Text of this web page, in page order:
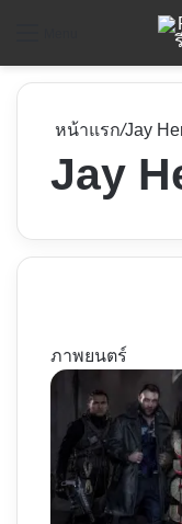
หน้าแรก/Jay
Jay
ภาพยนตร์